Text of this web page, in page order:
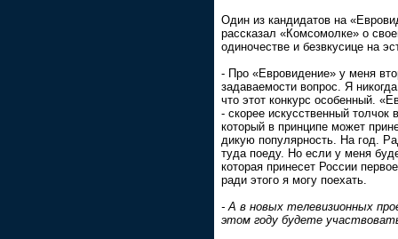
Один из кандидатов на
рассказал «Комсомолке» о
одиночестве и безвкусице на
- Про «Евровидение» у меня
задаваемости вопрос. Я
что этот конкурс особенный.
- скорее искусственный толчок
который в принципе может
дикую популярность. На год.
туда поеду. Но если у меня
которая принесет России
ради этого я могу поехать.
- А в новых телевизионных
этом году будете